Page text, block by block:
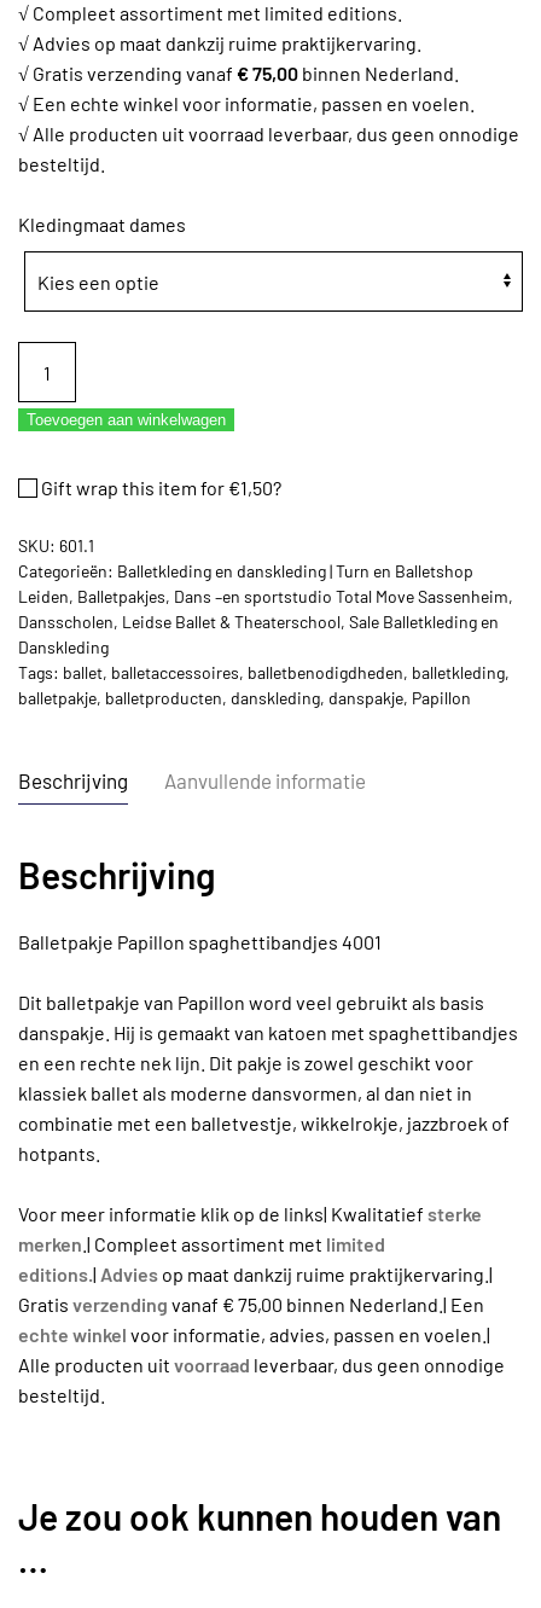
√ Compleet assortiment met limited editions.
√ Advies op maat dankzij ruime praktijkervaring.
√ Gratis verzending vanaf € 75,00 binnen Nederland.
√ Een echte winkel voor informatie, passen en voelen.
√ Alle producten uit voorraad leverbaar, dus geen onnodige
besteltijd.
Kledingmaat dames
Papillon
spaghettibandjes
aantal
Toevoegen aan winkelwagen
Gift wrap this item for €1,50?
SKU: 601.1
Categorieën: Balletkleding en danskleding | Turn en Balletshop
Leiden, Balletpakjes, Dans –en sportstudio Total Move Sassenheim,
Dansscholen, Leidse Ballet & Theaterschool, Sale Balletkleding en
Danskleding
Tags: ballet, balletaccessoires, balletbenodigdheden, balletkleding,
balletpakje, balletproducten, danskleding, danspakje, Papillon
Beschrijving Aanvullende informatie
Beschrijving
Balletpakje Papillon spaghettibandjes 4001
Dit balletpakje van Papillon word veel gebruikt als basis
danspakje. Hij is gemaakt van katoen met spaghettibandjes
en een rechte nek lijn. Dit pakje is zowel geschikt voor
klassiek ballet als moderne dansvormen, al dan niet in
combinatie met een balletvestje, wikkelrokje, jazzbroek of
hotpants.
Voor meer informatie klik op de links| Kwalitatief sterke
merken .| Compleet assortiment met limited
editions.| Advies op maat dankzij ruime praktijkervaring.|
Gratis verzending vanaf € 75,00 binnen Nederland.| Een
echte winkel voor informatie, advies, passen en voelen.|
Alle producten uit voorraad leverbaar, dus geen onnodige
besteltijd.
Je zou ook kunnen houden van
…